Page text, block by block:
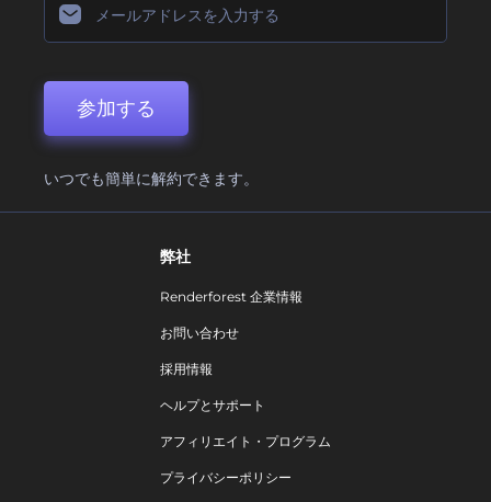
参加する
いつでも簡単に解約できます。
弊社
Renderforest 企業情報
お問い合わせ
採用情報
ヘルプとサポート
アフィリエイト・プログラム
プライバシーポリシー